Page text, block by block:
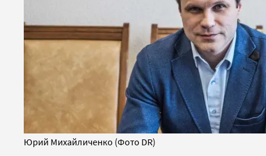
Юрий Михайличенко (Фото DR)